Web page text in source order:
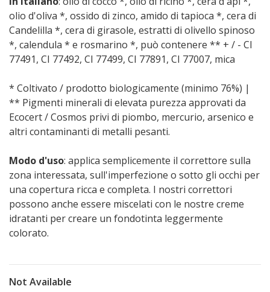
olio d'oliva *, ossido di zinco, amido di tapioca *, cera di
Candelilla *, cera di girasole, estratti di olivello spinoso
*, calendula * e rosmarino *, può contenere ** + / - CI
77491, CI 77492, CI 77499, CI 77891, CI 77007, mica
* Coltivato / prodotto biologicamente (minimo 76%) |
** Pigmenti minerali di elevata purezza approvati da
Ecocert / Cosmos privi di piombo, mercurio, arsenico e
altri contaminanti di metalli pesanti.
Modo d'uso: applica semplicemente il correttore sulla
zona interessata, sull'imperfezione o sotto gli occhi per
una copertura ricca e completa. I nostri correttori
possono anche essere miscelati con le nostre creme
idratanti per creare un fondotinta leggermente
colorato.
Not Available